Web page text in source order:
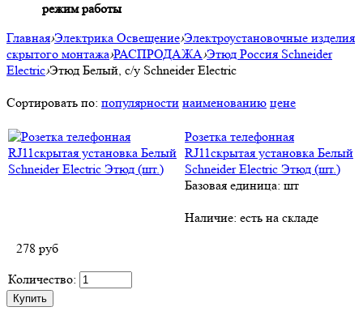
режим работы
Главная›Электрика Освещение›Электроустановочные изделия
скрытого монтажа›РАСПРОДАЖА›Этюд Россия Schneider
Electric›Этюд Белый, с/у Schneider Electric
Сортировать по: популярности наименованию цене
Розетка телефонная
RJ11скрытая установка Белый
Schneider Electric Этюд (шт.)
Базовая единица: шт
Наличие: есть на складе
278 руб
Количество: